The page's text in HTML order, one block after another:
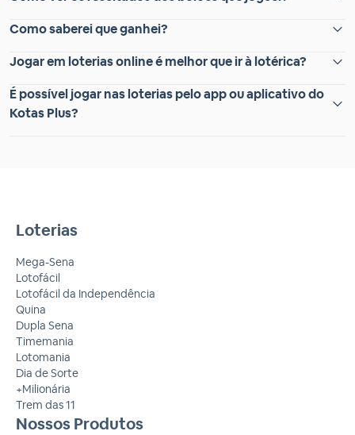
Como saberei que ganhei?
Jogar em loterias online é melhor que ir à lotérica?
É possível jogar nas loterias pelo app ou aplicativo do
Kotas Plus?
Loterias
Mega-Sena
Lotofácil
Lotofácil da Independência
Quina
Dupla Sena
Timemania
Lotomania
Dia de Sorte
+Milionária
Trem das 11
Nossos Produtos